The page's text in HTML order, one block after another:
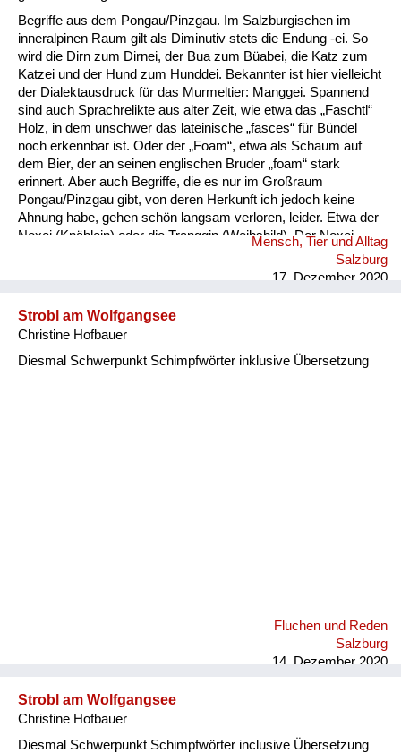
Begriffe aus dem Pongau/Pinzgau. Im Salzburgischen im
inneralpinen Raum gilt als Diminutiv stets die Endung -ei. So
wird die Dirn zum Dirnei, der Bua zum Büabei, die Katz zum
Katzei und der Hund zum Hunddei. Bekannter ist hier vielleicht
der Dialektausdruck für das Murmeltier: Manggei. Spannend
sind auch Sprachrelikte aus alter Zeit, wie etwa das „Faschtl“
Holz, in dem unschwer das lateinische „fasces“ für Bündel
noch erkennbar ist. Oder der „Foam“, etwa als Schaum auf
dem Bier, der an seinen englischen Bruder „foam“ stark
erinnert. Aber auch Begriffe, die es nur im Großraum
Pongau/Pinzgau gibt, von deren Herkunft ich jedoch keine
Ahnung habe, gehen schön langsam verloren, leider. Etwa der
Noxei (Knäblein) oder die Tranggin (Weibsbild). Der Noxei
kann dabei „kasig“ sein, also herzig, die Tranggin durchaus
Mensch, Tier und Alltag
Salzburg
17. Dezember 2020
Strobl am Wolfgangsee
Christine Hofbauer
Diesmal Schwerpunkt Schimpfwörter inklusive Übersetzung
Fluchen und Reden
Salzburg
14. Dezember 2020
Strobl am Wolfgangsee
Christine Hofbauer
Diesmal Schwerpunkt Schimpfwörter inclusive Übersetzung